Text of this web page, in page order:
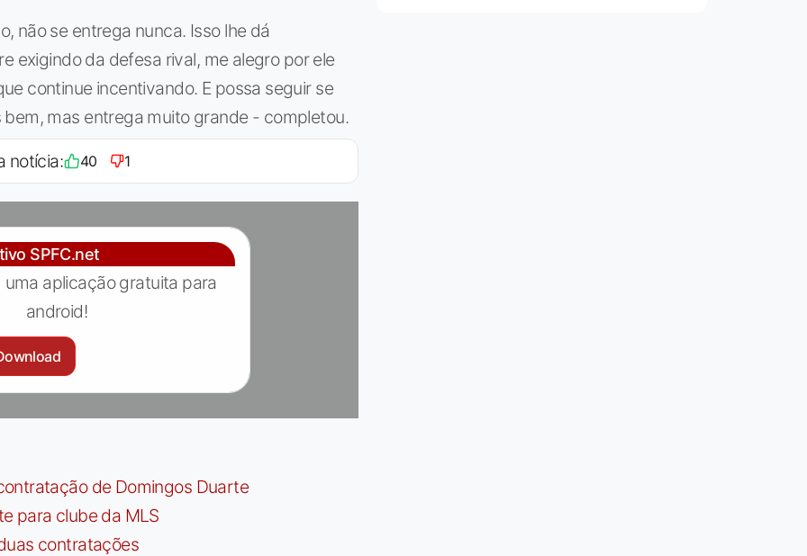
não se entrega nunca. Isso lhe dá
exigindo da defesa rival, me alegro por ele
continue incentivando. E possa seguir se
mas entrega muito grande - completou.
notícia: 40 1
SPFC.net
uma aplicação gratuita para
android!
de Domingos Duarte
para clube da MLS
contratações